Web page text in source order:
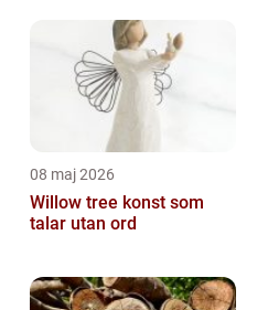
08 maj 2026
Willow tree konst som
talar utan ord